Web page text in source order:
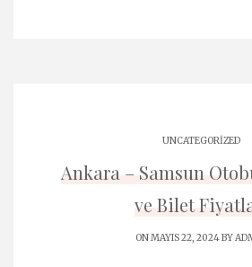
UNCATEGORIZED
Ankara – Samsun
ve Bilet
ON MAYIS 22, 2024 BY